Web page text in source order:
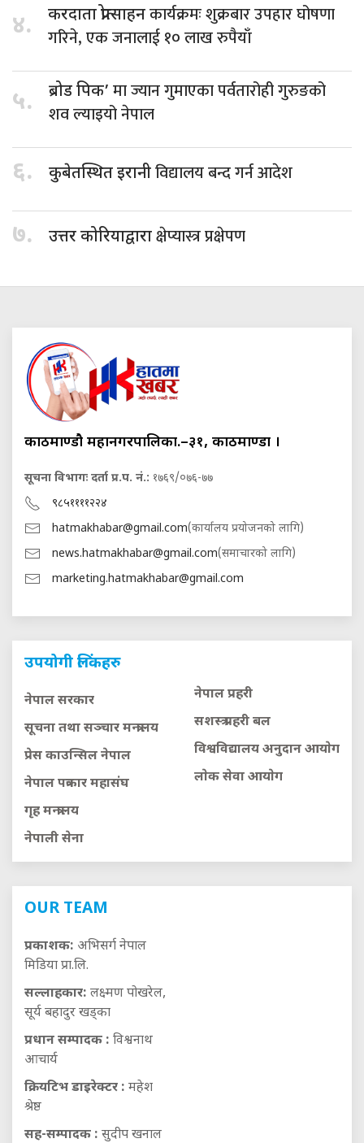
४. करदाता प्रोत्साहनकार्यक्रमः शुक्रबार उपहार घोषणा
गरिने, एक जनालाई १० लाख रुपैयाँ
५. ब्रोड पिक’ मा ज्यान गुमाएका पर्वतारोही गुरुङको
शव ल्याइयो नेपाल
६. कुबेतस्थित इरानीविद्यालय बन्द गर्न आदेश
७. उत्तर कोरियाद्वाराक्षेप्यास्त्र प्रक्षेपण
काठमाण्डौ महानगरपालिका.–३१, काठमाण्डौं ।
सूचना विभागः दर्ता प्र.प. नं.: १७६९/०७६-७७
९८५११११२२४
hatmakhabar@gmail.com(कार्यालय प्रयोजनको लागि)
news.hatmakhabar@gmail.com(समाचारको लागि)
marketing.hatmakhabar@gmail.com
उपयोगी लिंकहरु
नेपाल सरकार
सूचना तथा सञ्चार मन्त्रालय
प्रेस काउन्सिल नेपाल
नेपाल पत्रकार महासंघ
गृह मन्त्रालय
नेपाली सेना
नेपाल प्रहरी
सशस्त्र प्रहरी बल
विश्वविद्यालय अनुदान आयाेग
लाेक सेवा आयाेग
OUR TEAM
प्रकाशक: अभिसर्ग नेपाल
मिडिया प्रा.लि.
सल्लाहकार: लक्ष्मण पोखरेल,
सूर्य बहादुर खड्का
प्रधान सम्पादक : विश्वनाथ
आचार्य
क्रियटिभ डाइरेक्टर : महेश
श्रेष्ठ
सह-सम्पादक : सुदीप खनाल